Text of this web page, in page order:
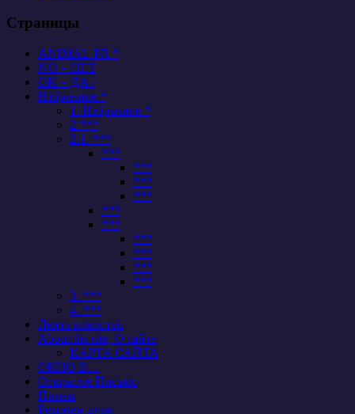
Страницы
ANIMAL-PR *
NO = НЕТ
OK = ДА /
Избранное *
1. Избранное *
2 ***
2.1. ***
***
***
***
***
***
***
***
***
***
***
3. ***
4. ***
Лента новостей
About the site, О сайте
КАРТА САЙТА
ОКНО В…
Открытое Письмо
Планы
Рекомен-дуем